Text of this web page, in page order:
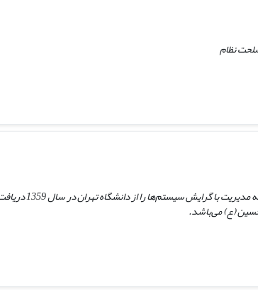
نظام
حسین علایی متولد
حسین (ع) می‌باشد.